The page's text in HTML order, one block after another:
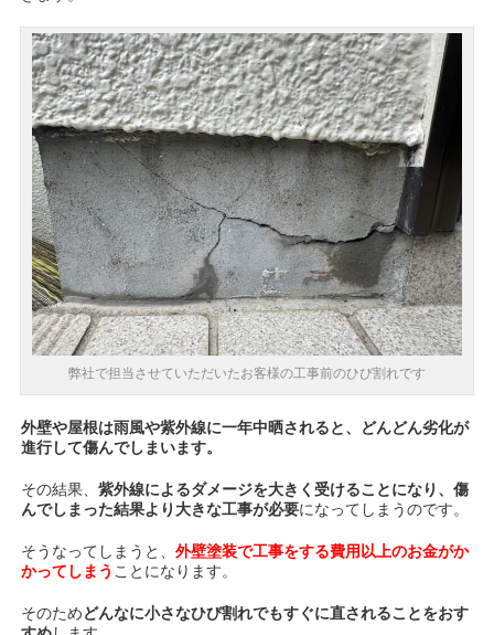
弊社で担当させていただいたお客様の工事前のひび割れです
外壁や屋根は雨風や紫外線に一年中晒されると、どんどん劣化が
進行して傷んでしまいます。
その結果、紫外線によるダメージを大きく受けることになり、傷
んでしまった結果より大きな工事が必要になってしまうのです。
そうなってしまうと、外壁塗装で工事をする費用以上のお金がか
かってしまう こと になります。
そのためどんなに小さなひび割れでもすぐに直されることをおす